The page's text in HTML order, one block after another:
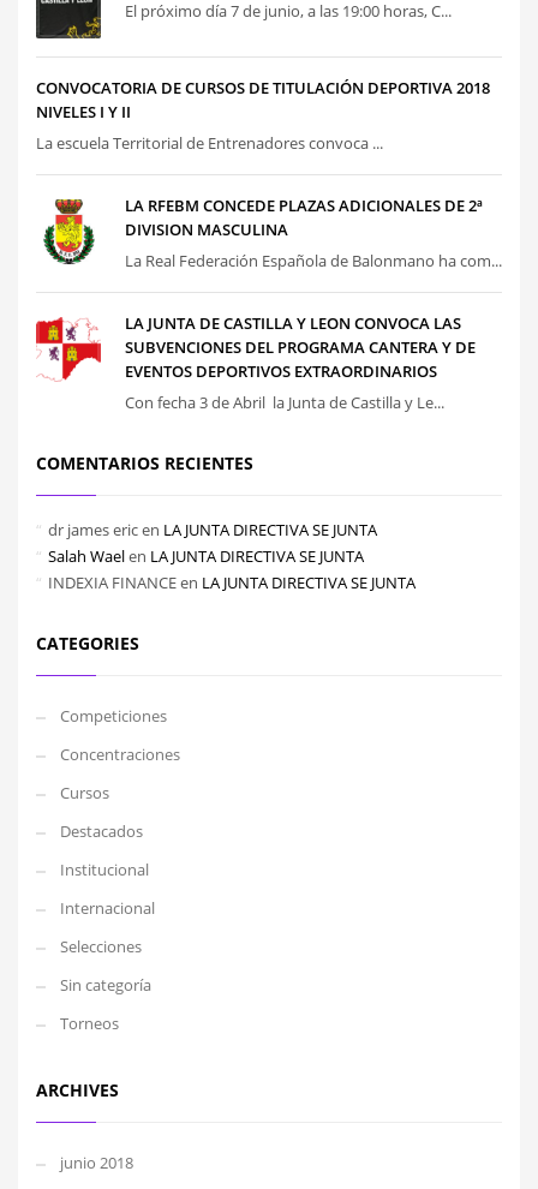
El próximo día 7 de junio, a las 19:00 horas, C...
CONVOCATORIA DE CURSOS DE TITULACIÓN DEPORTIVA 2018
NIVELES I Y II
La escuela Territorial de Entrenadores convoca ...
LA RFEBM CONCEDE PLAZAS ADICIONALES DE 2ª
DIVISION MASCULINA
La Real Federación Española de Balonmano ha com...
LA JUNTA DE CASTILLA Y LEON CONVOCA LAS
SUBVENCIONES DEL PROGRAMA CANTERA Y DE
EVENTOS DEPORTIVOS EXTRAORDINARIOS
Con fecha 3 de Abril la Junta de Castilla y Le...
COMENTARIOS RECIENTES
dr james ericen LA JUNTA DIRECTIVA SE JUNTA
Salah Waelen LA JUNTA DIRECTIVA SE JUNTA
INDEXIA FINANCEen LA JUNTA DIRECTIVA SE JUNTA
CATEGORIES
Competiciones
Concentraciones
Cursos
Destacados
Institucional
Internacional
Selecciones
Sin categoría
Torneos
ARCHIVES
junio 2018